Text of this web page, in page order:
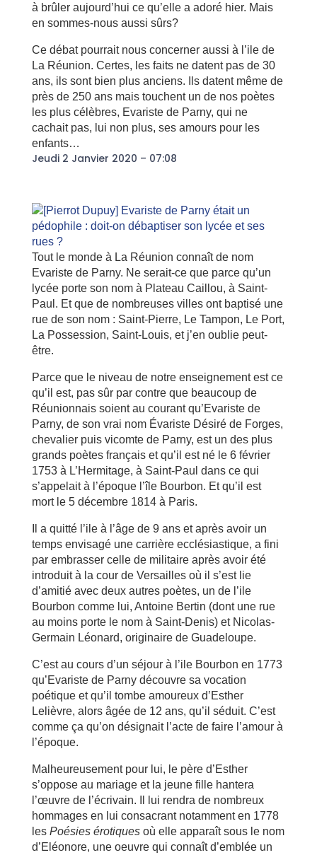
à brûler aujourd’hui ce qu’elle a adoré hier. Mais
en sommes-nous aussi sûrs?
Ce débat pourrait nous concerner aussi à l’ile de
La Réunion. Certes, les faits ne datent pas de 30
ans, ils sont bien plus anciens. Ils datent même de
près de 250 ans mais touchent un de nos poètes
les plus célèbres, Evariste de Parny, qui ne
cachait pas, lui non plus, ses amours pour les
enfants…
Jeudi 2 Janvier 2020 – 07:08
Tout le monde à La Réunion connaît de nom
Evariste de Parny. Ne serait-ce que parce qu’un
lycée porte son nom à Plateau Caillou, à Saint-
Paul. Et que de nombreuses villes ont baptisé une
rue de son nom : Saint-Pierre, Le Tampon, Le Port,
La Possession, Saint-Louis, et j’en oublie peut-
être.
Parce que le niveau de notre enseignement est ce
qu’il est, pas sûr par contre que beaucoup de
Réunionnais soient au courant qu’Evariste de
Parny, de son vrai nom Évariste Désiré de Forges,
chevalier puis vicomte de Parny, est un des plus
grands poètes français et qu’il est né le 6 février
1753 à L’Hermitage, à Saint-Paul dans ce qui
s’appelait à l’époque l’île Bourbon. Et qu’il est
mort le 5 décembre 1814 à Paris.
Il a quitté l’ile à l’âge de 9 ans et après avoir un
temps envisagé une carrière ecclésiastique, a fini
par embrasser celle de militaire après avoir été
introduit à la cour de Versailles où il s’est lie
d’amitié avec deux autres poètes, un de l’ile
Bourbon comme lui, Antoine Bertin (dont une rue
au moins porte le nom à Saint-Denis) et Nicolas-
Germain Léonard, originaire de Guadeloupe.
C’est au cours d’un séjour à l’ile Bourbon en 1773
qu’Evariste de Parny découvre sa vocation
poétique et qu’il tombe amoureux d’Esther
Lelièvre, alors âgée de 12 ans, qu’il séduit. C’est
comme ça qu’on désignait l’acte de faire l’amour à
l’époque.
Malheureusement pour lui, le père d’Esther
s’oppose au mariage et la jeune fille hantera
l’œuvre de l’écrivain. Il lui rendra de nombreux
hommages en lui consacrant notamment en 1778
les Poésies érotiquesoù elle apparaît sous le nom
d’Eléonore, une oeuvre qui connaît d’emblée un